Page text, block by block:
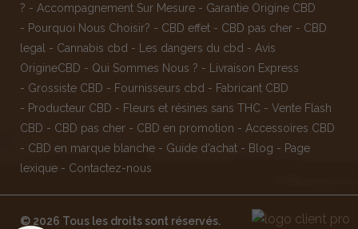
? - Accompagnement Sur Mesure - Garantie Origine CBD
- Pourquoi Nous Choisir? - CBD effet - CBD pas cher - CBD
legal
- Cannabis cbd - Les dangers du cbd - Avis
OrigineCBD - Qui Sommes Nous ? -
Livraison Express
- Grossiste CBD - Fournisseurs cbd - Fabricant CBD
- Producteur CBD - Fleurs et résines sans THC - Vente Flash
CBD - CBD pas cher - CBD en promotion - Accessoires CBD
- CBD en marque blanche - Guide d'achat - Blog - Page
lexique - Contactez-nous
© 2026 Tous les droits sont réservés.